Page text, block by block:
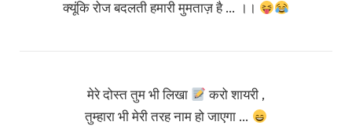
क्यूंकि रोज बदलती हमारी मुमताज़ है … ।।
मेरे दोस्त तुम भी लिखा
करो शायरी ,
तुम्हारा भी मेरी तरह नाम हो जाएगा …